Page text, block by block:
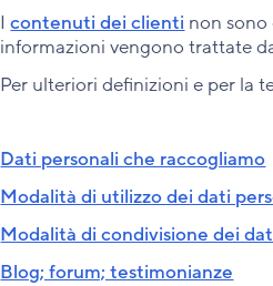
Icontenuti dei clienti non
informazioni vengono trattate
Per ulteriori definizioni e per la
Dati personali che raccogliamo
Modalità di utilizzo dei dati
Modalità di condivisione dei
Blog; forum; testimonianze